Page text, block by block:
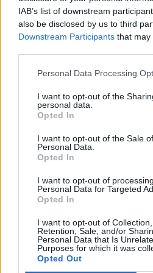
IAB’s list of downstream
also be disclosed by us to third
Downstream Participants that may
Personal Data Processing
I want to opt-out of the
personal data.
Opted In
I want to opt-out of the Sale
Personal Data.
Opted In
I want to opt-out of
Personal Data for Targeted
Opted In
I want to opt-out of Collection,
Retention, Sale, and/or
Personal Data that Is
Purposes for which it was
Opted Out